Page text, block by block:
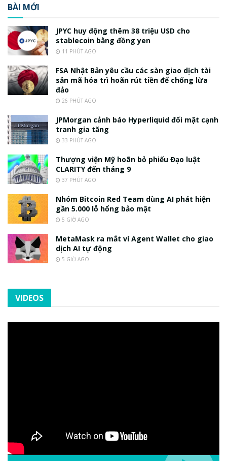
BÀI MỚI
JPYC huy động thêm 38 triệu USD cho
stablecoin bằng đồng yen
11 PHÚT AGO
FSA Nhật Bản yêu cầu các sàn giao dịch tài
sản mã hóa trì hoãn rút tiền để chống lừa
đảo
26 PHÚT AGO
JPMorgan cảnh báo Hyperliquid đối mặt cạnh
tranh gia tăng
33 PHÚT AGO
Thượng viện Mỹ hoãn bỏ phiếu Đạo luật
CLARITY đến tháng 9
37 PHÚT AGO
Nhóm Bitcoin Red Team dùng AI phát hiện
gần 5.000 lỗ hổng bảo mật
5 GIỜ AGO
MetaMask ra mắt ví Agent Wallet cho giao
dịch AI tự động
5 GIỜ AGO
VIDEOS